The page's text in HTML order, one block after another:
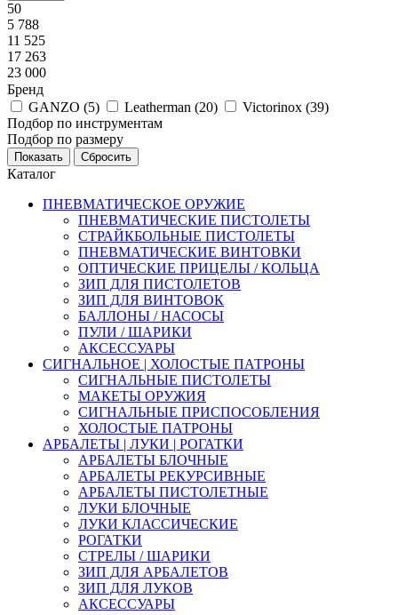
50
5 788
11 525
17 263
23 000
Бренд
GANZO (5) Leatherman (20) Victorinox (39)
Подбор по инструментам
Подбор по размеру
Каталог
ПНЕВМАТИЧЕСКОЕ ОРУЖИЕ
ПНЕВМАТИЧЕСКИЕ ПИСТОЛЕТЫ
СТРАЙКБОЛЬНЫЕ ПИСТОЛЕТЫ
ПНЕВМАТИЧЕСКИЕ ВИНТОВКИ
ОПТИЧЕСКИЕ ПРИЦЕЛЫ / КОЛЬЦА
ЗИП ДЛЯ ПИСТОЛЕТОВ
ЗИП ДЛЯ ВИНТОВОК
БАЛЛОНЫ / НАСОСЫ
ПУЛИ / ШАРИКИ
АКСЕССУАРЫ
СИГНАЛЬНОЕ | ХОЛОСТЫЕ ПАТРОНЫ
СИГНАЛЬНЫЕ ПИСТОЛЕТЫ
МАКЕТЫ ОРУЖИЯ
СИГНАЛЬНЫЕ ПРИСПОСОБЛЕНИЯ
ХОЛОСТЫЕ ПАТРОНЫ
АРБАЛЕТЫ | ЛУКИ | РОГАТКИ
АРБАЛЕТЫ БЛОЧНЫЕ
АРБАЛЕТЫ РЕКУРСИВНЫЕ
АРБАЛЕТЫ ПИСТОЛЕТНЫЕ
ЛУКИ БЛОЧНЫЕ
ЛУКИ КЛАССИЧЕСКИЕ
РОГАТКИ
СТРЕЛЫ / ШАРИКИ
ЗИП ДЛЯ АРБАЛЕТОВ
ЗИП ДЛЯ ЛУКОВ
АКСЕССУАРЫ